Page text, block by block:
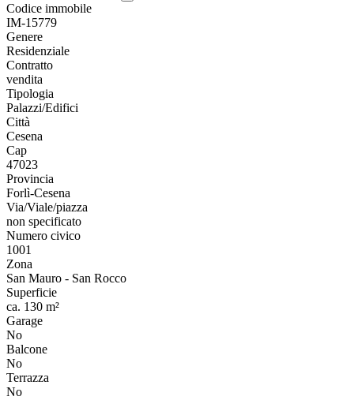
Codice immobile
IM-15779
Genere
Residenziale
Contratto
vendita
Tipologia
Palazzi/Edifici
Città
Cesena
Cap
47023
Provincia
Forlì-Cesena
Via/Viale/piazza
non specificato
Numero civico
1001
Zona
San Mauro - San Rocco
Superficie
ca. 130 m²
Garage
No
Balcone
No
Terrazza
No